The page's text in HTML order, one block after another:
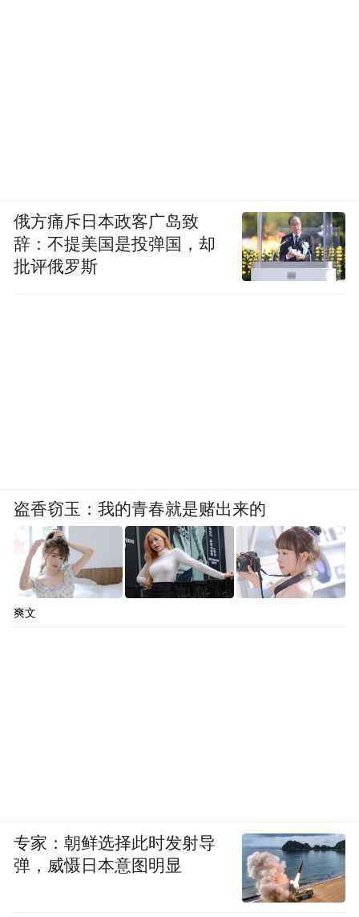
俄方痛斥日本政客广岛致
辞：不提美国是投弹国，却
批评俄罗斯
盗香窃玉：我的青春就是赌出来的
爽文
专家：朝鲜选择此时发射导
弹，威慑日本意图明显